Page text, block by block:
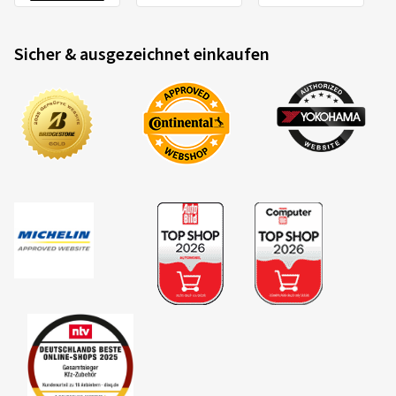
EU-Reifenlabel Datenblatt
Die Kriterien und Bewertungsklassen im
Überblick
Kraftstoffeffizienz
Der Kraftstoffverbrauch hängt vom Rollwiderstand der
Sicher & ausgezeichnet einkaufen